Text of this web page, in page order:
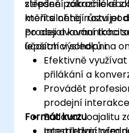
zlepšení zákaznické
měřitelného růstu
středně pokročilé
kteří si chtějí rozvíjet
prodeji a komunikaci
lepších výsledků na
Po absolvování
účastníci schopni:
Efektivně
přilákání a
Provádět
prodejní
Budovat loajalitu
Formát kurzu